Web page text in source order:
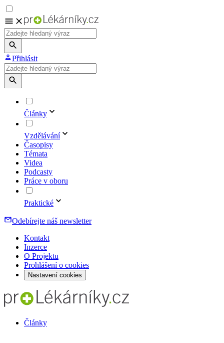
Přihlásit
Články
Vzdělávání
Časopisy
Témata
Videa
Podcasty
Práce v oboru
Praktické
Odebírejte náš newsletter
Kontakt
Inzerce
O Projektu
Prohlášení o cookies
Nastavení cookies
Články